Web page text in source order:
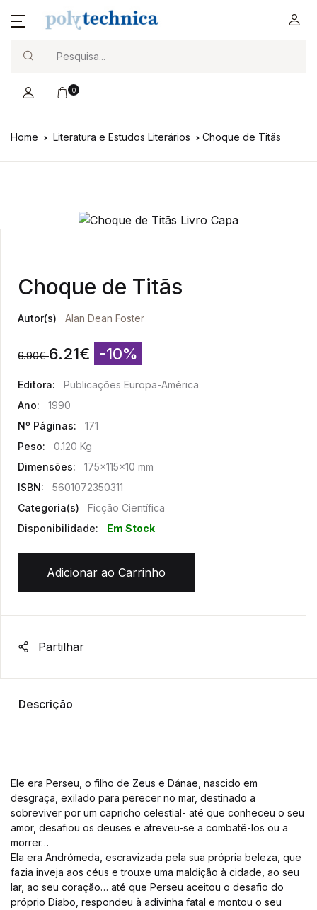
0
Home Literatura e Estudos Literários Choque de Titãs
Choque de Titãs
Autor(s) Alan Dean Foster
6.90€ 6.21€ -10%
Editora:
Publicações Europa-América
Ano:
1990
Nº Páginas:
171
Peso:
0.120 Kg
Dimensões:
175x115x10 mm
ISBN:
5601072350311
Categoria(s)
Ficção Científica
Disponibilidade:
Em Stock
Adicionar ao Carrinho
Partilhar
Descrição
Ele era Perseu, o filho de Zeus e Dánae, nascido em
desgraça, exilado para perecer no mar, destinado a
sobreviver por um capricho celestial- até que conheceu o seu
amor, desafiou os deuses e atreveu-se a combatê-los ou a
morrer…
Ela era Andrómeda, escravizada pela sua própria beleza, que
fazia inveja aos céus e trouxe uma maldição à cidade, ao seu
lar, ao seu coração… até que Perseu aceitou o desafio do
próprio Diabo, respondeu à adivinha fatal e montou o seu